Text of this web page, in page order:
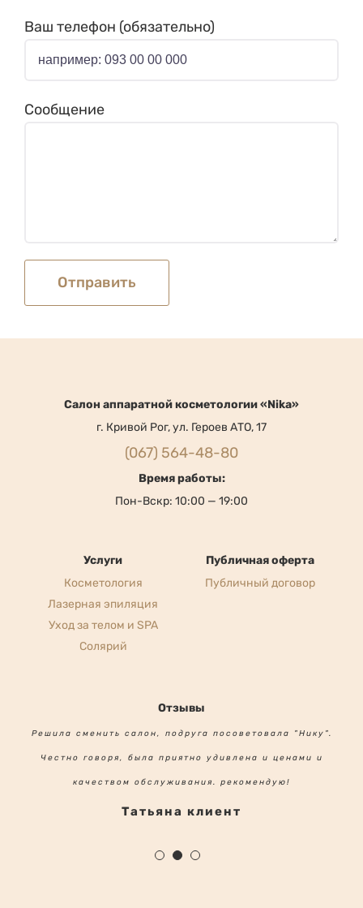
г. Кривой Рог, ул. Героев АТО, 17
(067) 564-48-80
Время работы:
Пон-Вскр: 10:00 — 19:00
Косметология
Лазерная эпиляция
Уход за телом и SPA
Солярий
Публичный договор
Решила сменить салон, подруга посоветовала "Нику".
Честно говоря, была приятно удивлена и ценами и
качеством обслуживания. рекомендую!
Татьяна клиент